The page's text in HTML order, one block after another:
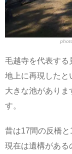
毛越寺を代表する
地上に再現したと
大きな池がありま
す。
昔は17間の反橋と
現在は遺構がある